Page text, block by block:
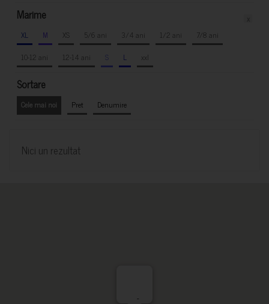
Marime
XL M XS 5/6 ani 3/4 ani 1/2 ani
7/8 ani
10-12 ani
12-14 ani S L xxl
Sortare
Cele mai noi Pret Denumire
Nici un rezultat
-